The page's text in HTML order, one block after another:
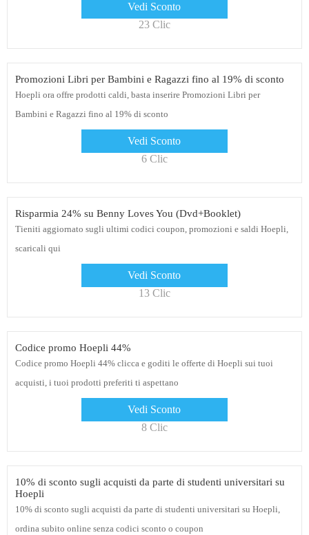
Vedi Sconto
23 Clic
Promozioni Libri per Bambini e Ragazzi fino al 19% di sconto
Hoepli ora offre prodotti caldi, basta inserire Promozioni Libri per
Bambini e Ragazzi fino al 19% di sconto
Vedi Sconto
6 Clic
Risparmia 24% su Benny Loves You (Dvd+Booklet)
Tieniti aggiornato sugli ultimi codici coupon, promozioni e saldi Hoepli,
scaricali qui
Vedi Sconto
13 Clic
Codice promo Hoepli 44%
Codice promo Hoepli 44% clicca e goditi le offerte di Hoepli sui tuoi
acquisti, i tuoi prodotti preferiti ti aspettano
Vedi Sconto
8 Clic
10% di sconto sugli acquisti da parte di studenti universitari su
Hoepli
10% di sconto sugli acquisti da parte di studenti universitari su Hoepli,
ordina subito online senza codici sconto o coupon